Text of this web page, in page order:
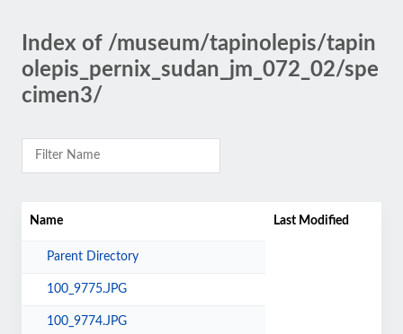
Index of /museum/tapinolepis/tapin
olepis_pernix_sudan_jm_072_02/spe
cimen3/
Name Last Modified
Parent Directory
100_9775.JPG
100_9774.JPG